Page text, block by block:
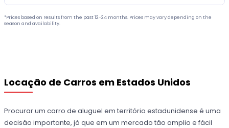
*Prices based on results from the past 12-24 months. Prices may vary depending on the
season and availability.
Locação de Carros em Estados Unidos
Procurar um carro de aluguel em território estadunidense é uma
decisão importante, já que em um mercado tão amplio e fácil